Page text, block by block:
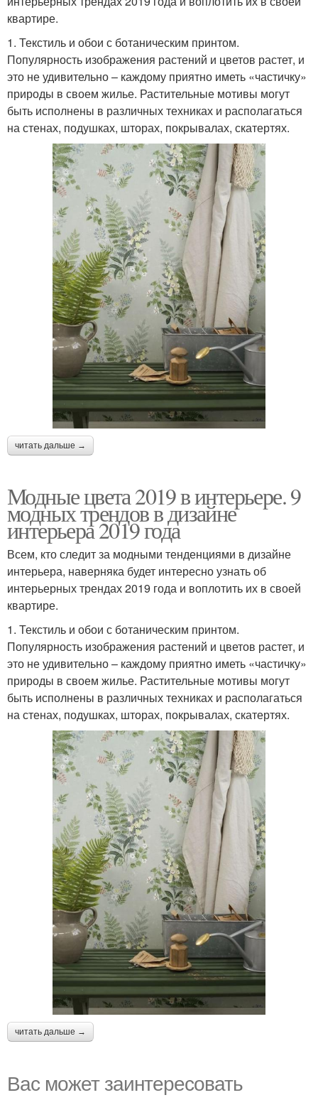
квартире.
1. Текстиль и обои с ботаническим принтом.
Популярность изображения растений и цветов растет, и
это не удивительно – каждому приятно иметь «частичку»
природы в своем жилье. Растительные мотивы могут
быть исполнены в различных техниках и располагаться
на стенах, подушках, шторах, покрывалах, скатертях.
читать дальше →
Модные цвета 2019 в интерьере. 9
модных трендов в дизайне
интерьера 2019 года
Всем, кто следит за модными тенденциями в дизайне
интерьера, наверняка будет интересно узнать об
интерьерных трендах 2019 года и воплотить их в своей
квартире.
1. Текстиль и обои с ботаническим принтом.
Популярность изображения растений и цветов растет, и
это не удивительно – каждому приятно иметь «частичку»
природы в своем жилье. Растительные мотивы могут
быть исполнены в различных техниках и располагаться
на стенах, подушках, шторах, покрывалах, скатертях.
читать дальше →
Вас может заинтересовать